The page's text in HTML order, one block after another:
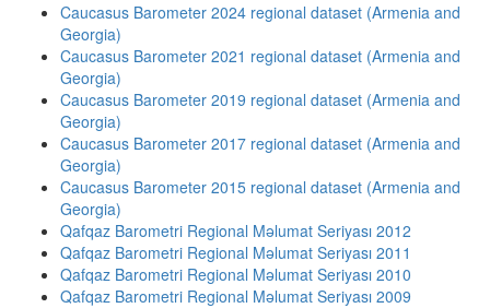
Caucasus Barometer 2024 regional dataset (Armenia and
Georgia)
Caucasus Barometer 2021 regional dataset (Armenia and
Georgia)
Caucasus Barometer 2019 regional dataset (Armenia and
Georgia)
Caucasus Barometer 2017 regional dataset (Armenia and
Georgia)
Caucasus Barometer 2015 regional dataset (Armenia and
Georgia)
Qafqaz Barometri Regional Məlumat Seriyası 2012
Qafqaz Barometri Regional Məlumat Seriyası 2011
Qafqaz Barometri Regional Məlumat Seriyası 2010
Qafqaz Barometri Regional Məlumat Seriyası 2009